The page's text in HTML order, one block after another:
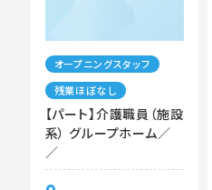
オープニングスタッフ
残業ほぼなし
【パート】介護職員（施設
系） グループホーム／
／